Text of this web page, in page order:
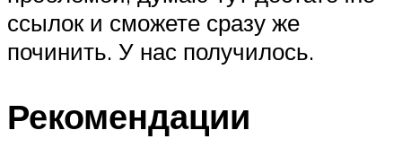
ссылок и сможете сразу же
починить. У нас получилось.
Рекомендации